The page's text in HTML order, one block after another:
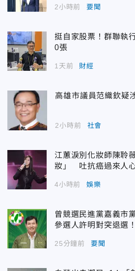
2小時前 要聞
挺自家股票！群聯執
0張
1天前 財經
高雄市議員范織欽疑
2小時前 社會
江蕙淚別化妝師陳聆
妝」 吐抗癌過來人
4小時前 娛樂
曾競選民進黨嘉義市
參選人許明對突退選！
25分鐘前 要聞